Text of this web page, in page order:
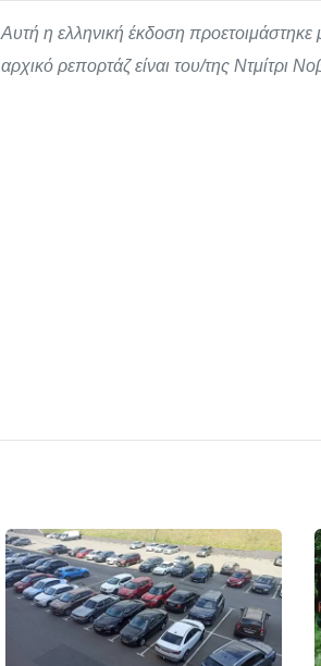
Αυτή η ελληνική έκδοση
αρχικό ρεπορτάζ είναι του/της Ντμίτρι